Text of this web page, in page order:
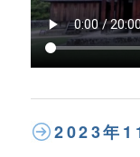
2023年